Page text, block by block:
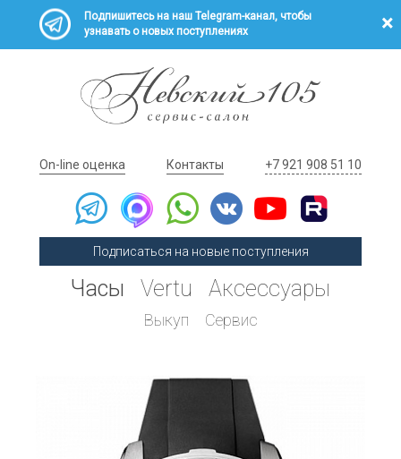
Подпишитесь на наш Telegram-канал, чтобы
узнавать о новых поступлениях
On-line оценка Контакты +7 921 908 51 10
Подписаться на новые поступления
Часы Vertu Аксессуары
Выкуп Сервис